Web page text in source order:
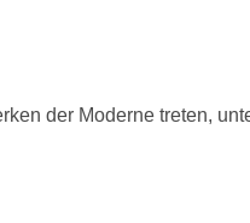
der Moderne treten,